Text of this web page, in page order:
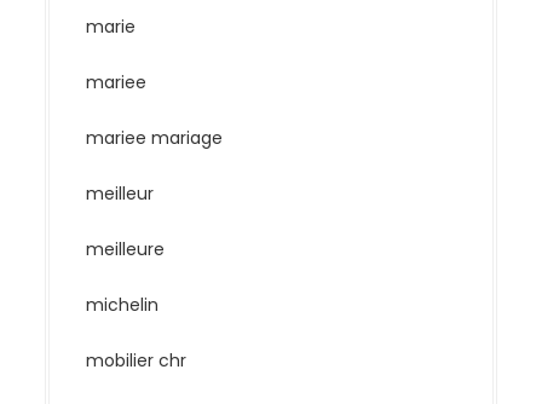
marie
mariee
mariee mariage
meilleur
meilleure
michelin
mobilier chr